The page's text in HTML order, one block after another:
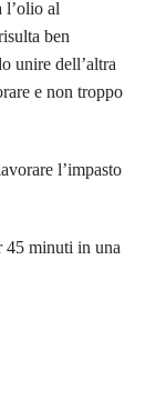
l’olio al
ben
unire dell’altra
e non troppo
l’impasto
45 minuti in una